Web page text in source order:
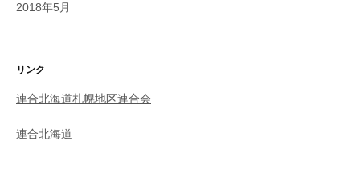
2018年5月
リンク
連合北海道札幌地区連合会
連合北海道